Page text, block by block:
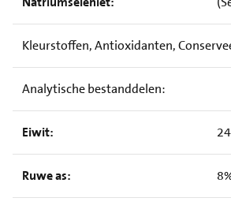
Kleurstoffen, Antioxidanten,
Analytische bestanddelen:
Eiwit:
Ruwe as: